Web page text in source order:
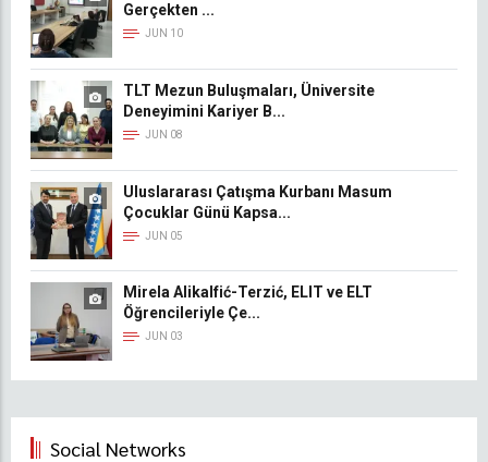
Gerçekten ...
JUN 10
TLT Mezun Buluşmaları, Üniversite
Deneyimini Kariyer B...
JUN 08
Uluslararası Çatışma Kurbanı Masum
Çocuklar Günü Kapsa...
JUN 05
Mirela Alikalfić-Terzić, ELIT ve ELT
Öğrencileriyle Çe...
JUN 03
Social Networks